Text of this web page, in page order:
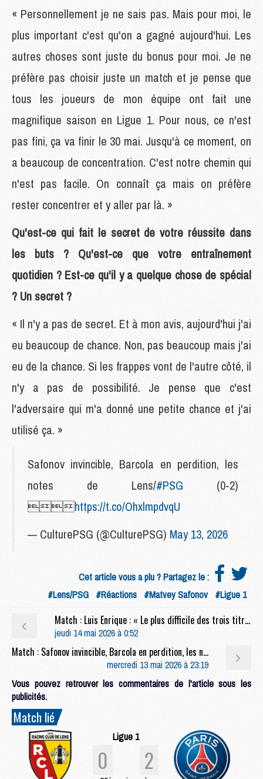
« Personnellement je ne sais pas. Mais pour moi, le
plus important c'est qu'on a gagné aujourd'hui. Les
autres choses sont juste du bonus pour moi. Je ne
préfère pas choisir juste un match et je pense que
tous les joueurs de mon équipe ont fait une
magnifique saison en Ligue 1. Pour nous, ce n'est
pas fini, ça va finir le 30 mai. Jusqu'à ce moment, on
a beaucoup de concentration. C'est notre chemin qui
n'est pas facile. On connaît ça mais on préfère
rester concentrer et y aller par là. »
Qu'est-ce qui fait le secret de votre réussite dans
les buts ? Qu'est-ce que votre entraînement
quotidien ? Est-ce qu'il y a quelque chose de spécial
? Un secret ?
« Il n'y a pas de secret. Et à mon avis, aujourd'hui j'ai
eu beaucoup de chance. Non, pas beaucoup mais j'ai
eu de la chance. Si les frappes vont de l'autre côté, il
n'y a pas de possibilité. Je pense que c'est
l'adversaire qui m'a donné une petite chance et j'ai
utilisé ça. »
Safonov invincible, Barcola en perdition, les
notes de Lens/#PSG (0-2)
https://t.co/OhxlmpdvqU
— CulturePSG (@CulturePSG) May 13, 2026
Cet article vous a plu ? Partagez le :
#Lens/PSG #Réactions #Matvey Safonov #Ligue 1
Match : Luis Enrique : « Le plus difficile des trois titres »
jeudi 14 mai 2026 à 0:52
Match : Safonov invincible, Barcola en perdition, les notes de Lens/PSG (0-2)
mercredi 13 mai 2026 à 23:19
Vous pouvez retrouver les commentaires de l'article sous les
publicités.
Match lié
Ligue 1
0 2